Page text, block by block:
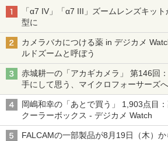
「α7 IV」「α7 III」ズームレンズキッ
型に
カメラバカにつける薬 in デジカメ
ルドズームと呼ぼう
赤城耕一の「アカギカメラ」 第146回
手にして思う、マイクロフォーサーズ
岡嶋和幸の「あとで買う」 1,903点目
クーラーボックス - デジカメ Watch
FALCAMの一部製品が8月19日（木）